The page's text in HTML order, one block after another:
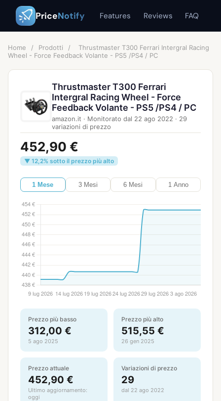
PriceNotify Features Reviews FAQ
Home / Prodotti /
Thrustmaster T300 Ferrari Intergral Racing
Wheel - Force Feedback Volante - PS5 /PS4 / PC
Thrustmaster T300 Ferrari
Intergral Racing Wheel - Force
Feedback Volante - PS5 /PS4 / PC
amazon.it · Monitorato dal 22 ago 2022 · 29
variazioni di prezzo
452,90 €
▼ 12,2% sotto il prezzo più alto
1 Mese 3 Mesi 6 Mesi 1 Anno
Prezzo più basso
312,00 €
5 ago 2025
Prezzo più alto
515,55 €
26 gen 2025
Prezzo attuale
452,90 €
Ultimo aggiornamento:
oggi
Variazioni di prezzo
29
dal 22 ago 2022